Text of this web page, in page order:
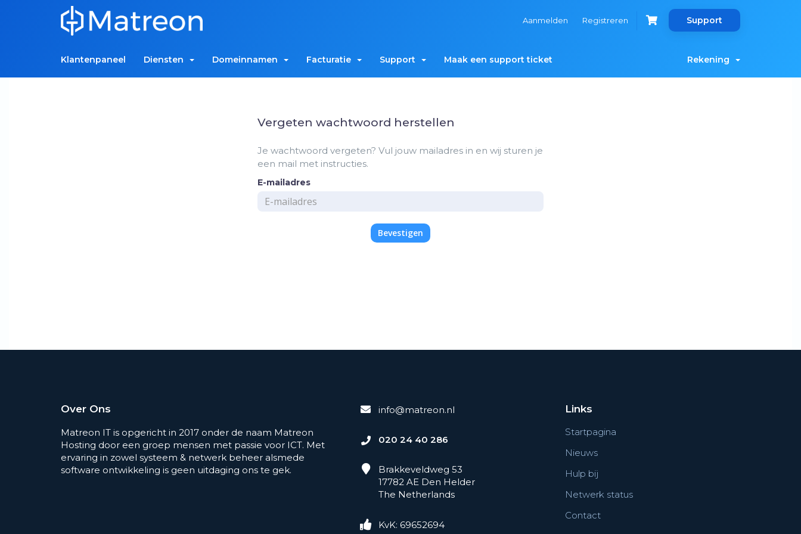
Aanmelden Registreren Support
Klantenpaneel Diensten Domeinnamen Facturatie Support Maak een support ticket Rekening
Vergeten wachtwoord herstellen
Je wachtwoord vergeten? Vul jouw mailadres in en wij sturen je
een mail met instructies.
E-mailadres
Bevestigen
Over Ons
Matreon IT is opgericht in 2017 onder de naam Matreon
Hosting door een groep mensen met passie voor ICT. Met
ervaring in zowel systeem & netwerk beheer alsmede
software ontwikkeling is geen uitdaging ons te gek.
info@matreon.nl
020 24 40 286
Brakkeveldweg 53
17782 AE Den Helder
The Netherlands
KvK: 69652694
Links
Startpagina
Nieuws
Hulp bij
Netwerk status
Contact